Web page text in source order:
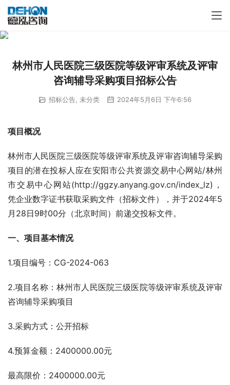
林州市人民医院三级医院等级评审系统及评审
咨询辅导采购项目招标公告
招标公告 未分类 2024年5月6日 下午6:56
项目概况
林州市人民医院三级医院等级评审系统及评审咨询辅导采购
项目的潜在投标人应在安阳市公共资源交易中心网站/林州
市交易中心网站(http://ggzy.anyang.gov.cn/index_lz)，
凭企业数字证书获取采购文件（招标文件），并于2024年5
月28日9时00分（北京时间）前递交投标文件。
一、项目基本情况
1.项目编号：CG-2024-063
2.项目名称：林州市人民医院三级医院等级评审系统及评审
咨询辅导采购项目
3.采购方式：公开招标
4.预算金额：2400000.00元
最高限价：2400000.00元